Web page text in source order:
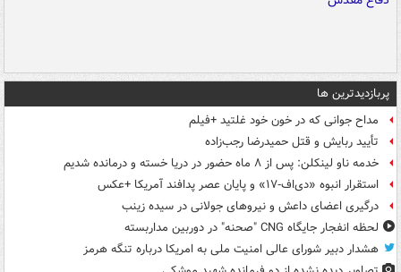
پربازدیدترین ها
مداح جوانی که در خون خود غلتید +فیلم
تأیید ربایش و قتل حمیدرضا رجب‌زاده
خدمه ناو لینکلن: پس از ۸ ماه حضور در دریا خسته و درمانده‌ شدیم
استقرار انبوه «دی‌اف‑۱۷» و پایان عصر پدافند آمریکا +عکس
درگیری اعضای داعش و نیروهای جولانی در سیده زینب
لحظه انفجار جایگاه CNG "صحنه" در دوربین مداربسته
هشدار دبیر شورای عالی امنیت ملی به امریکا درباره تنگه هرمز